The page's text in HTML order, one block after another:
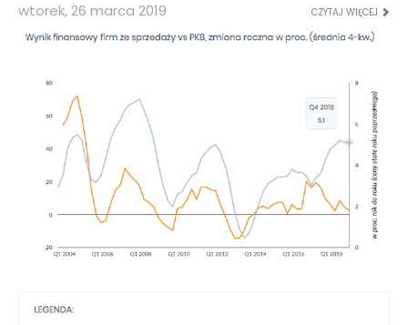
wtorek, 26 marca 2019 CZYTAJ WIĘCEJ